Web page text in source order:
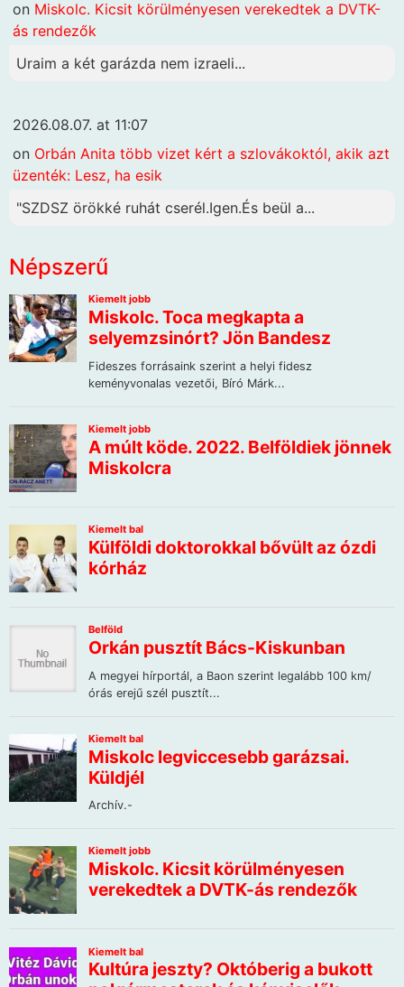
on Miskolc. Kicsit körülményesen verekedtek a DVTK-
ás rendezők
Uraim a két garázda nem izraeli...
2026.08.07. at 11:07
on Orbán Anita több vizet kért a szlovákoktól, akik azt
üzenték: Lesz, ha esik
"SZDSZ örökké ruhát cserél.Igen.És beül a...
Népszerű